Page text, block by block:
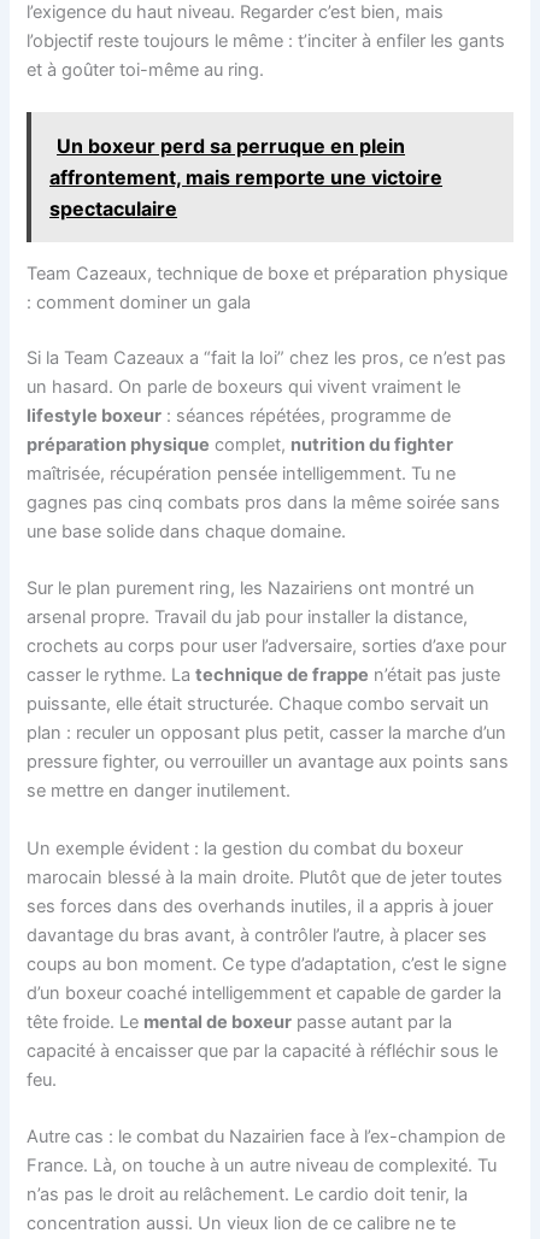
l’exigence du haut niveau. Regarder c’est bien, mais
l’objectif reste toujours le même : t’inciter à enfiler les gants
et à goûter toi-même au ring.
Un boxeur perd sa perruque en plein
affrontement, mais remporte une victoire
spectaculaire
Team Cazeaux, technique de boxe et préparation physique
: comment dominer un gala
Si la Team Cazeaux a “fait la loi” chez les pros, ce n’est pas
un hasard. On parle de boxeurs qui vivent vraiment le
lifestyle boxeur : séances répétées, programme de
préparation physique complet, nutrition du fighter
maîtrisée, récupération pensée intelligemment. Tu ne
gagnes pas cinq combats pros dans la même soirée sans
une base solide dans chaque domaine.
Sur le plan purement ring, les Nazairiens ont montré un
arsenal propre. Travail du jab pour installer la distance,
crochets au corps pour user l’adversaire, sorties d’axe pour
casser le rythme. Latechnique de frappe n’était pas juste
puissante, elle était structurée. Chaque combo servait un
plan : reculer un opposant plus petit, casser la marche d’un
pressure fighter, ou verrouiller un avantage aux points sans
se mettre en danger inutilement.
Un exemple évident : la gestion du combat du boxeur
marocain blessé à la main droite. Plutôt que de jeter toutes
ses forces dans des overhands inutiles, il a appris à jouer
davantage du bras avant, à contrôler l’autre, à placer ses
coups au bon moment. Ce type d’adaptation, c’est le signe
d’un boxeur coaché intelligemment et capable de garder la
tête froide. Le mental de boxeur passe autant par la
capacité à encaisser que par la capacité à réfléchir sous le
feu.
Autre cas : le combat du Nazairien face à l’ex-champion de
France. Là, on touche à un autre niveau de complexité. Tu
n’as pas le droit au relâchement. Le cardio doit tenir, la
concentration aussi. Un vieux lion de ce calibre ne te